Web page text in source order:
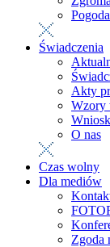
Świadczenia
Akty
Wzory
O nas
Czas wolny
Dla mediów
Zgoda